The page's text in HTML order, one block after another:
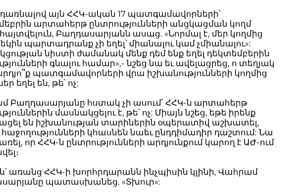
այն ՀՀԿ-ական 17 պատգամավորների՝
արտահերթ ընտրությունների անցկացման կողմ
Բաղդասարյանն ասաց. «Նորմալ է, մեր կողմից
պարտադրանք չի եղել՝ միանալու կամ չմիանալու»:
նիստի ժամանակ մենք դեմ ենք եղել դեկտեմբերին
գնալու համար»,- նշեց նա եւ ավելացրեց, ո տեղյակ
պատգամավորների վրա իշխանությունների կողմից
եղել են, թե՝ ոչ:
Բաղդասարյանը հստակ չի ասում՝ ՀՀԿ-ն արտահերթ
մասնակցելու է, թե՝ ոչ: Միայն նշեց, եթե իրենք
են իշխանության տարիներին օպերատիվ աշխատել,
հաջողությունների կհասնեն նաեւ ընդդիմադիր դաշտում: Նա
որ ՀՀԿ-ն ընտրությունների արդյունքում կարող է ԱԺ-ում
առանց ՀՀԿ-ի խորհրդարանն ինչպիսին կլինի, Վահրամ
պատասխանեց. «Տխուր»: